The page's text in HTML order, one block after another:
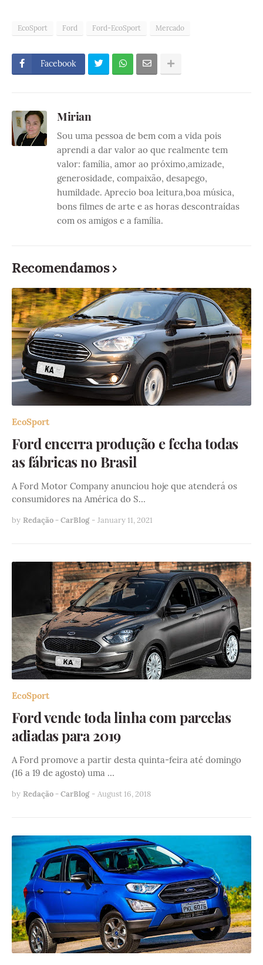
EcoSport Ford Ford-EcoSport Mercado
Facebook
Mirian
Sou uma pessoa de bem com a vida pois
aprendi a dar valor ao que realmente tem
valor: família, amor ao próximo,amizade,
generosidade, compaixão, desapego,
humildade. Aprecio boa leitura,boa música,
bons filmes de arte e as horas descontraídas
com os amigos e a família.
Recomendamos
EcoSport
Ford encerra produção e fecha todas
as fábricas no Brasil
A Ford Motor Company anunciou hoje que atenderá os
consumidores na América do S…
by Redação - CarBlog - January 11, 2021
EcoSport
Ford vende toda linha com parcelas
adiadas para 2019
A Ford promove a partir desta quinta-feira até domingo
(16 a 19 de agosto) uma …
by Redação - CarBlog - August 16, 2018